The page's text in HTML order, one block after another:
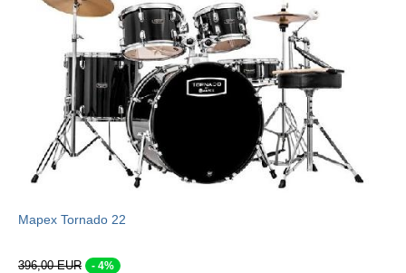
Mapex Tornado 22
396,00 EUR - 4%